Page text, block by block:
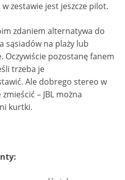
zestawie jest jeszcze pilot.
zdaniem alternatywa do
sąsiadów na plaży lub
Oczywiście pozostanę fanem
trzeba je
Ale dobrego stereo w
– JBL można
kurtki.